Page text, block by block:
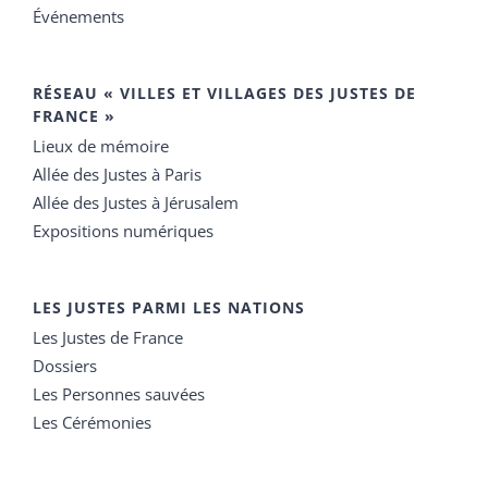
Événements
RÉSEAU « VILLES ET VILLAGES DES JUSTES DE
FRANCE »
Lieux de mémoire
Allée des Justes à Paris
Allée des Justes à Jérusalem
Expositions numériques
LES JUSTES PARMI LES NATIONS
Les Justes de France
Dossiers
Les Personnes sauvées
Les Cérémonies